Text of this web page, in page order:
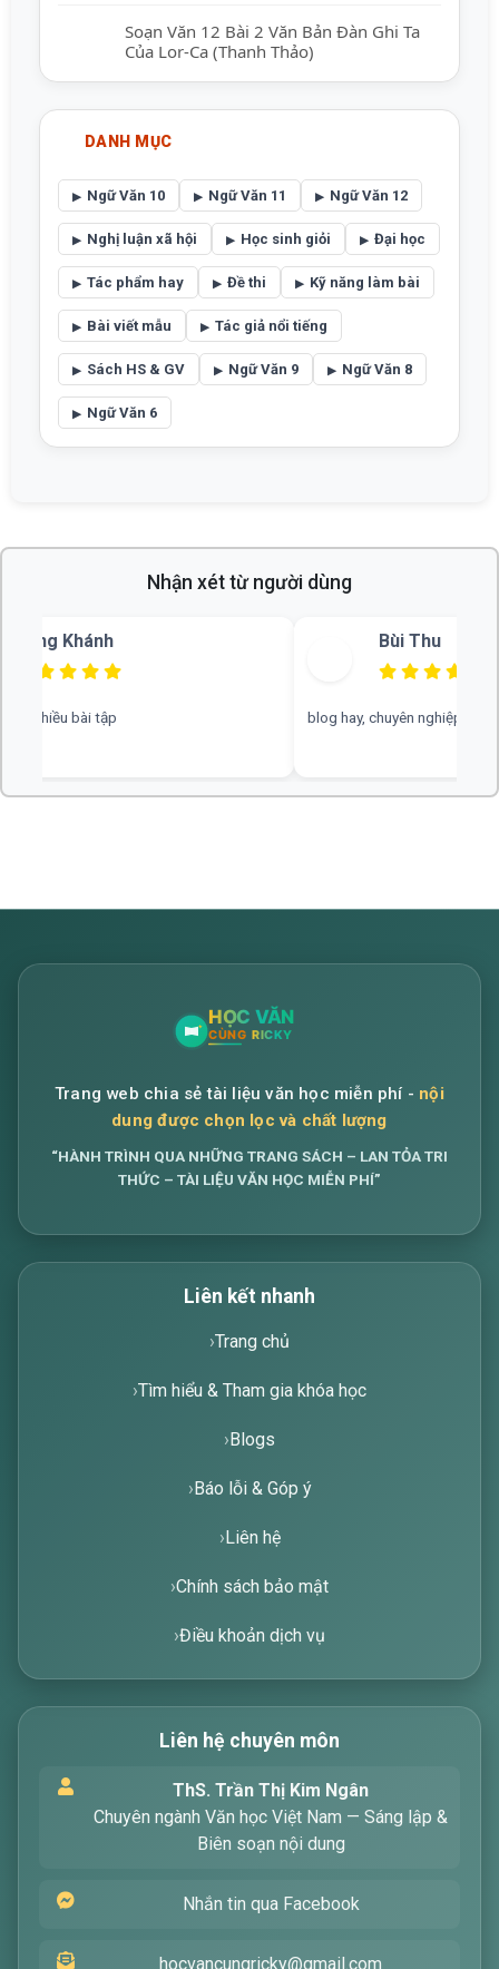
Soạn Văn 12 Bài 2 Văn Bản Đàn Ghi Ta
Của Lor-Ca (Thanh Thảo)
DANH MỤC
Ngữ Văn 10 Ngữ Văn 11 Ngữ Văn 12
Nghị luận xã hội Học sinh giỏi Đại học
Tác phẩm hay Đề thi Kỹ năng làm bài
Bài viết mẫu Tác giả nổi tiếng
Sách HS & GV Ngữ Văn 9 Ngữ Văn 8
Ngữ Văn 6
Nhận xét từ người dùng
blog hay, chuyên nghiệp, rất mong nhiều đáp án hơn web hay,
tìm kiếm các bài viết về văn học. Hãy nhập từ
khóa mà bạn quan tâm, tôi sẽ giúp bạn ngay
Trang web chia sẻ tài liệu văn học miễn phí - nội
dung được chọn lọc và chất lượng
“HÀNH TRÌNH QUA NHỮNG TRANG SÁCH – LAN TỎA TRI
THỨC – TÀI LIỆU VĂN HỌC MIỄN PHÍ”
Liên kết nhanh
Trang chủ
Tìm hiểu & Tham gia khóa học
Blogs
Báo lỗi & Góp ý
Liên hệ
Chính sách bảo mật
Điều khoản dịch vụ
Liên hệ chuyên môn
ThS. Trần Thị Kim Ngân
Chuyên ngành Văn học Việt Nam — Sáng lập &
Biên soạn nội dung
Nhắn tin qua Facebook
hocvancungricky@gmail.com